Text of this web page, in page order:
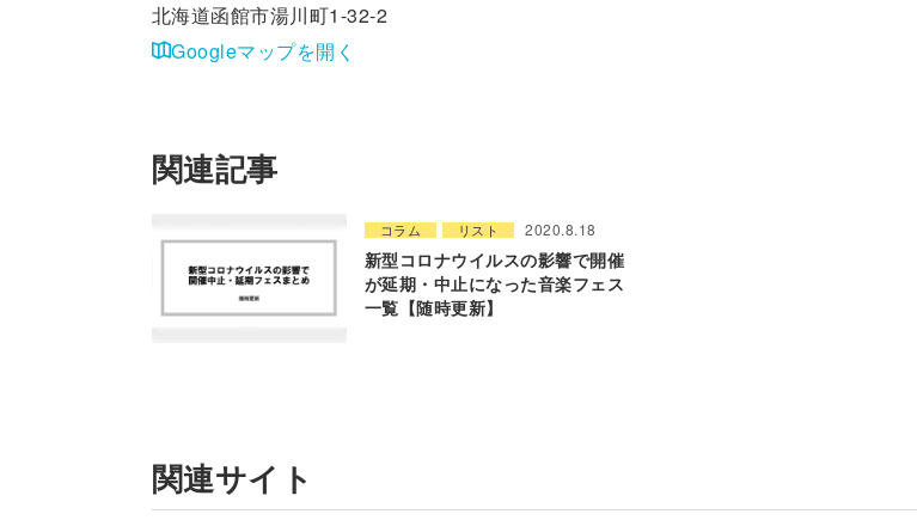
北海道函館市湯川町1-32-2
Googleマップを開く
関連記事
コラム リスト 2020.8.18
新型コロナウイルスの影響で開催
が延期・中止になった音楽フェス
一覧【随時更新】
関連サイト